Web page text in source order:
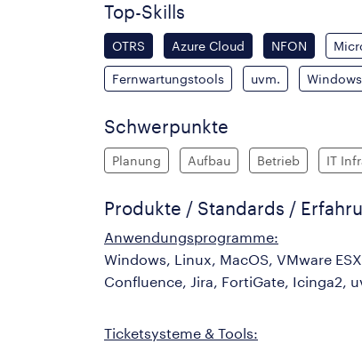
Top-Skills
OTRS Azure Cloud NFON
Fernwartungstools uvm. Windows
Schwerpunkte
Planung Aufbau Betrieb IT
Produkte / Standards /
Anwendungsprogramme:
Windows, Linux, MacOS, VMware
Confluence, Jira, FortiGate, Icinga2,
Ticketsysteme & Tools: